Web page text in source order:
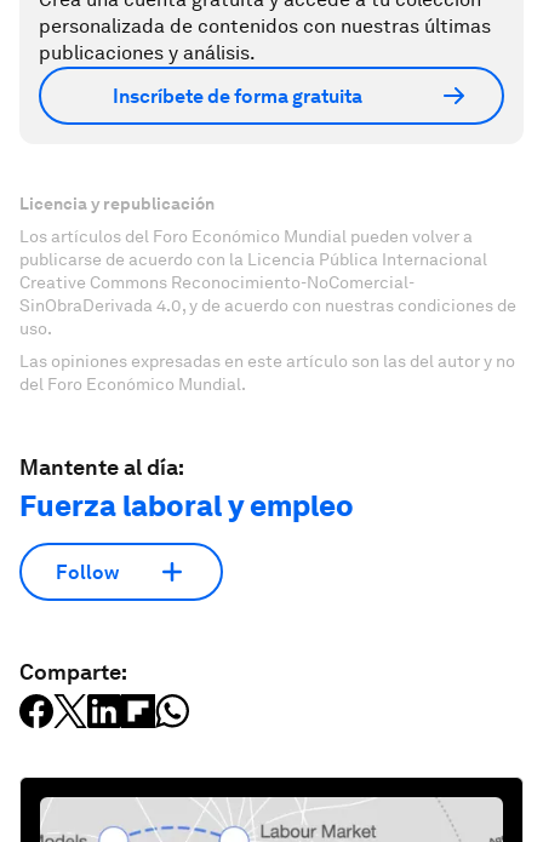
personalizada de contenidos con nuestras últimas
publicaciones y análisis.
Inscríbete de forma gratuita
Licencia y republicación
Los artículos del Foro Económico Mundial pueden volver a
publicarse de acuerdo con la Licencia Pública Internacional
Creative Commons Reconocimiento-NoComercial-
SinObraDerivada 4.0, y de acuerdo con nuestras condiciones de
uso.
Las opiniones expresadas en este artículo son las del autor y no
del Foro Económico Mundial.
Mantente al día:
Fuerza laboral y empleo
Follow
Comparte: